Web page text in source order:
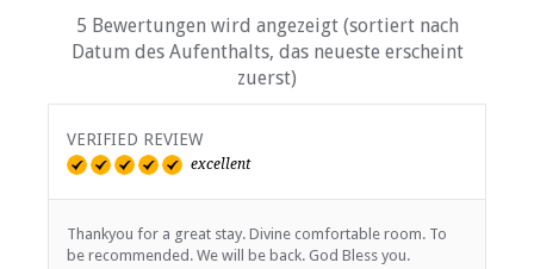
5 Bewertungen wird angezeigt (sortiert nach
Datum des Aufenthalts, das neueste erscheint
zuerst)
VERIFIED REVIEW
excellent
Thankyou for a great stay. Divine comfortable room. To
be recommended. We will be back. God Bless you.